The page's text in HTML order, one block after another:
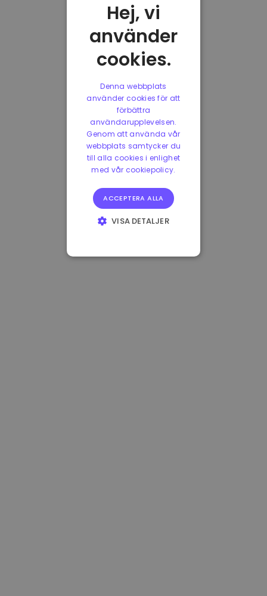
Hej, vi
använder
cookies.
Denna webbplats
använder cookies för att
förbättra
användarupplevelsen.
Genom att använda vår
webbplats samtycker du
till alla cookies i enlighet
med vår cookiepolicy.
ACCEPTERA ALLA
VISA DETALJER